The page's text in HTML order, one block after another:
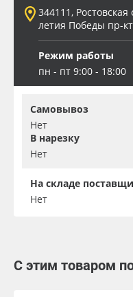
344111,
летия Победы пр-
Режим работы
пн - пт 9:00 - 18:00
Самовывоз
Нет
В нарезку
Нет
На складе
Нет
С этим товаром